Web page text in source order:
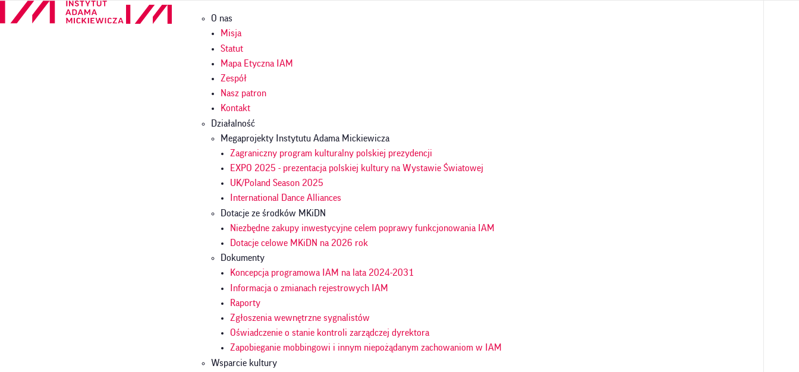
Przejdź
do
Główna
nawigacja
O nas
Misja
Statut
Mapa Etyczna IAM
Zespół
Nasz patron
Kontakt
Działalność
Megaprojekty Instytutu Adama Mickiewicza
Zagraniczny program kulturalny polskiej prezydencji
EXPO 2025 - prezentacja polskiej kultury na Wystawie Światowej
UK/Poland Season 2025
International Dance Alliances
Dotacje ze środków MKiDN
Niezbędne zakupy inwestycyjne celem poprawy funkcjonowania IAM
Dotacje celowe MKiDN na 2026 rok
Dokumenty
Koncepcja programowa IAM na lata 2024-2031
Informacja o zmianach rejestrowych IAM
Raporty
Zgłoszenia wewnętrzne sygnalistów
Oświadczenie o stanie kontroli zarządczej dyrektora
Zapobieganie mobbingowi i innym niepożądanym zachowaniom w IAM
Wsparcie kultury